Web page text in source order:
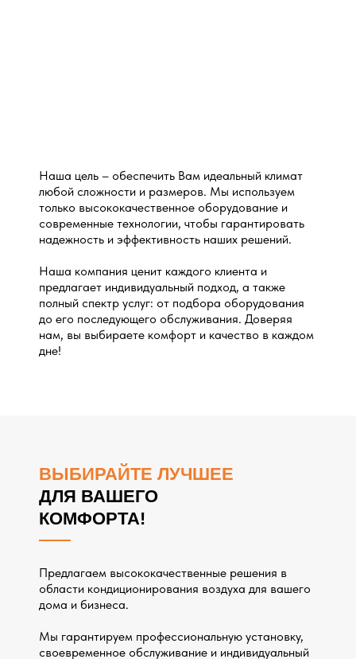
Наша цель – обеспечить Вам идеальный климат
любой сложности и размеров. Мы используем
только высококачественное оборудование и
современные технологии, чтобы гарантировать
надежность и эффективность наших решений.
Наша компания ценит каждого клиента и
предлагает индивидуальный подход, а также
полный спектр услуг: от подбора оборудования
до его последующего обслуживания. Доверяя
нам, вы выбираете комфорт и качество в каждом
дне!
ВЫБИРАЙТЕ ЛУЧШЕЕ
ДЛЯ ВАШЕГО
КОМФОРТА!
Предлагаем высококачественные решения в
области кондиционирования воздуха для вашего
дома и бизнеса.
Мы гарантируем профессиональную установку,
своевременное обслуживание и индивидуальный